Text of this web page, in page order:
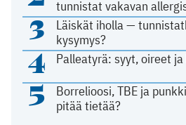
tunnistat vakavan
3
Läiskät iholla —
kysymys?
4 Palleatyrä: syyt, oireet
5
Borrelioosi, TBE ja
pitää tietää?